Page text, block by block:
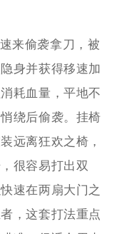
来偷袭拿刀，被
身并获得移速加
耗血量，平地不
绕后偷袭。挂椅
远离狂欢之椅，
很容易打出双
速在两扇大门之
，这套打法重点